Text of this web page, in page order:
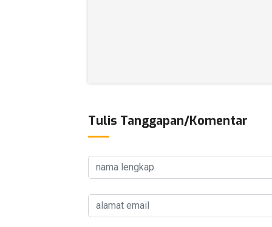
Tulis Tanggapan/Komentar